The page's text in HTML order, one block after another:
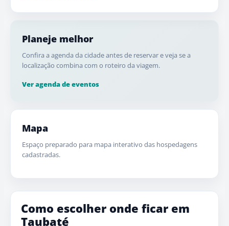
Planeje melhor
Confira a agenda da cidade antes de reservar e veja se a
localização combina com o roteiro da viagem.
Ver agenda de eventos
Mapa
Espaço preparado para mapa interativo das hospedagens
cadastradas.
Como escolher onde ficar em
Taubaté